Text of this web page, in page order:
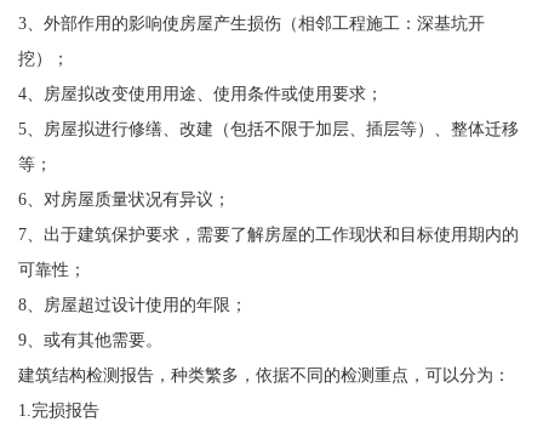
3、外部作用的影响使房屋产生损伤（相邻工程施工：深基坑开
挖）；
4、房屋拟改变使用用途、使用条件或使用要求；
5、房屋拟进行修缮、改建（包括不限于加层、插层等）、整体迁移
等；
6、对房屋质量状况有异议；
7、出于建筑保护要求，需要了解房屋的工作现状和目标使用期内的
可靠性；
8、房屋超过设计使用的年限；
9、或有其他需要。
建筑结构检测报告，种类繁多，依据不同的检测重点，可以分为：
1.完损报告